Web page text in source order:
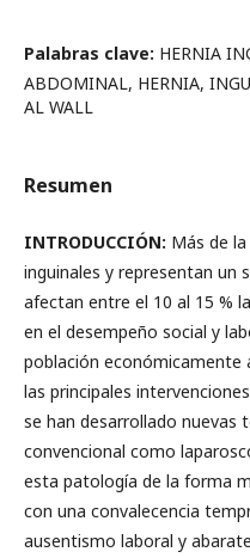
Palabras clave: HERNIA
ABDOMINAL, HERNIA,
AL WALL
Resumen
INTRODUCCIÓN: Más de
inguinales y representan un
afectan entre el 10 al 15 %
en el desempeño social y
población económicamente
las principales
se han desarrollado nuevas
convencional como
esta patología de la forma
con una convalecencia
ausentismo laboral y